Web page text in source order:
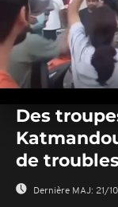
seconds
seconds
Des
de
Dernière MAJ: 21/